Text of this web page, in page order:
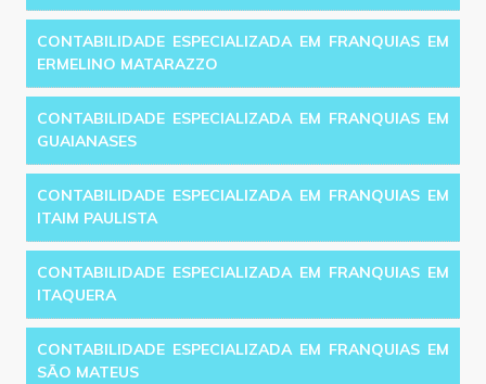
CONTABILIDADE ESPECIALIZADA EM FRANQUIAS EM
ERMELINO MATARAZZO
CONTABILIDADE ESPECIALIZADA EM FRANQUIAS EM
GUAIANASES
CONTABILIDADE ESPECIALIZADA EM FRANQUIAS EM
ITAIM PAULISTA
CONTABILIDADE ESPECIALIZADA EM FRANQUIAS EM
ITAQUERA
CONTABILIDADE ESPECIALIZADA EM FRANQUIAS EM
SÃO MATEUS